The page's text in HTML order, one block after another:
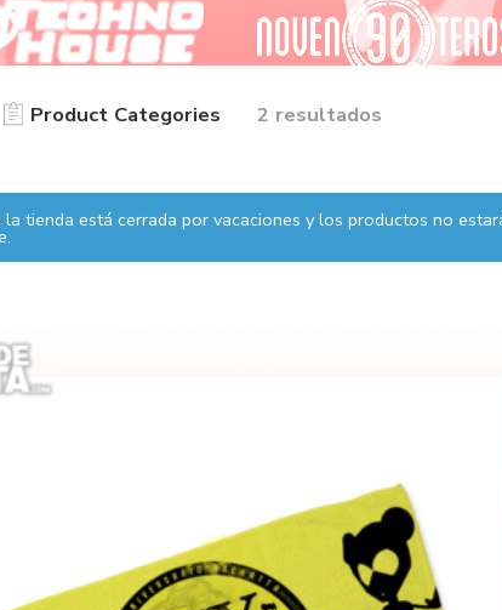
Product Categories 2 resultados
tienda está cerrada por vacaciones y los productos no